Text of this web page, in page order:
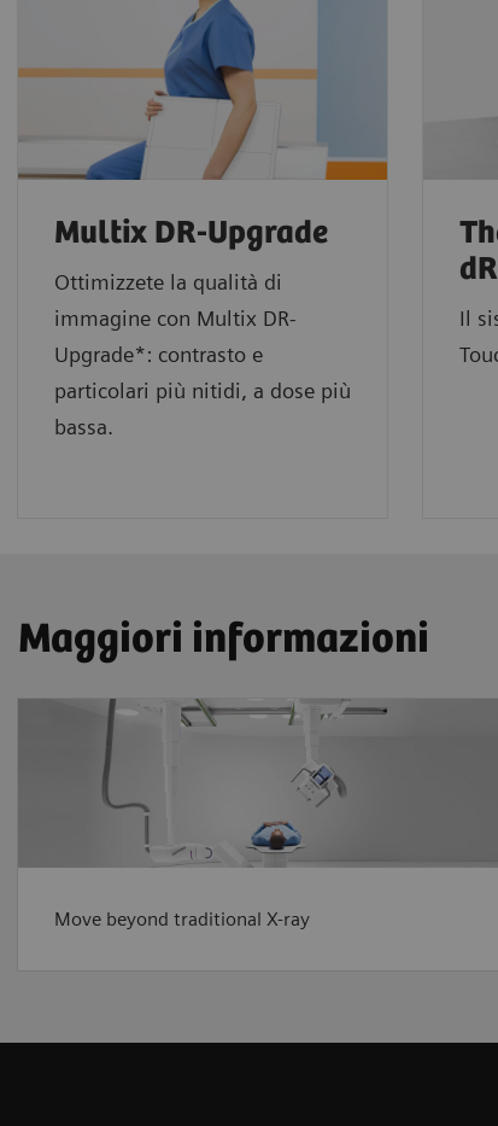
Multix DR-Upgrade
Ottimizzete la qualità di
immagine con Multix DR-
Upgrade*: contrasto e
particolari più nitidi, a dose più
bassa.
Il
Maggiori informazioni
Move beyond traditional X-ray